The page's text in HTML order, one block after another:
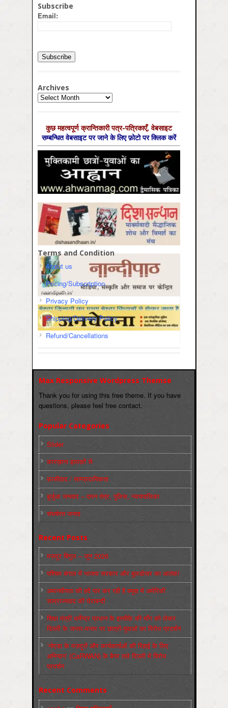
Subscribe
Email:
Archives
Archives
कुछ महत्‍वपूर्ण क्रान्तिकारी पत्र-पत्रिकाएँ, वेबसाइट
सम्‍बन्धित वेबसाइट पर जाने के लिए फ़ोटो पर क्लिक करें
Terms and Condition
About us
Pricing/Subscription
Privacy Policy
Shipping/Delivery Policy
Refund/Cancellations
Max Responsive Wordpress Themse
Thank you for using this free theme. If you have
questions, please feel free contact.
Popular Categories
Slider
कारख़ाना इलाक़ों से
फ़ासीवाद / साम्‍प्रदायिकता
बुर्जुआ जनवाद – दमन तंत्र, पुलिस, न्‍यायपालिका
संघर्षरत जनता
Recent Posts
मज़दूर बिगुल – जून 2026
पश्चिम बंगाल में भाजपा सरकार और बुलडोज़र का आतंक!
अमानवीयता की हदें पार कर रही है क्यूबा में अमेरिकी
साम्राज्यवाद की घेराबन्दी
शिक्षा मंत्री धर्मेन्द्र प्रधान के इस्तीफ़े की माँग को लेकर
दिल्ली के जन्तर-मन्तर पर छात्रों-युवाओं का विरोध प्रदर्शन
‘नोएडा के मज़दूरों और कार्यकर्ताओं की रिहाई के लिए
अभियान’ (CaRWAN) के बैनर तले दिल्ली में विरोध
प्रदर्शन
Recent Comments